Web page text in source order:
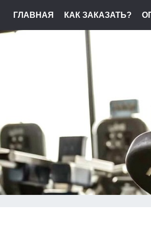
ГЛАВНАЯ КАК ЗАКАЗАТЬ?